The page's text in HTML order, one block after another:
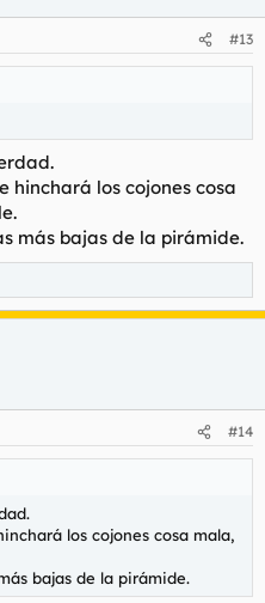
#13
hinchará los cojones cosa
más bajas de la pirámide.
#14
los cojones cosa mala,
bajas de la pirámide.